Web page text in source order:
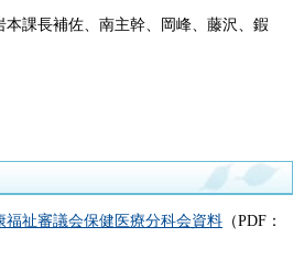
課長補佐、南主幹、岡峰、藤沢、鍜
福祉審議会保健医療分科会資料 （PDF：